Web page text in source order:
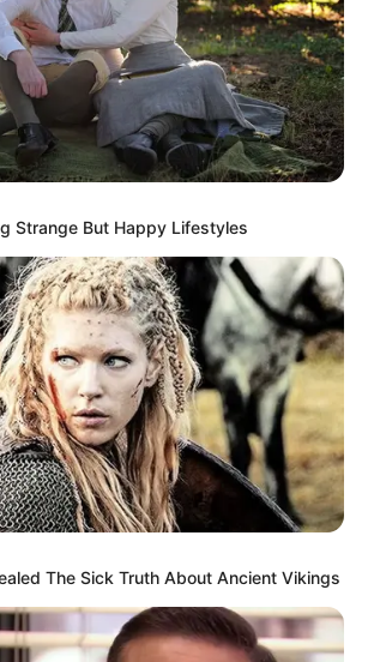
particulares en motocicleta y otras
en un vehículo,cuando
al joven dejándolo sin vida en el
recluidos en la Cárcel de
en Cartagena: Policía
Strange But Happy Lifestyles
The Sick Truth About Ancient Vikings